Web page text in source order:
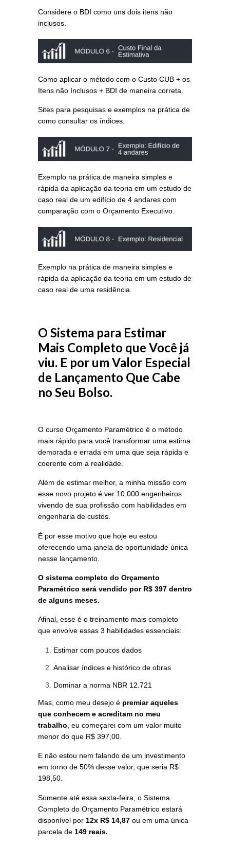
Considere o BDI como uns dois itens não
inclusos.
Como aplicar o método com o Custo CUB + os
Itens não Inclusos + BDI de maneira correta.
Sites para pesquisas e exemplos na prática de
como consultar os índices.
Exemplo na prática de maneira simples e
rápida da aplicação da teoria em um estudo de
caso real de um edifício de 4 andares com
comparação com o Orçamento Executivo.
Exemplo na prática de maneira simples e
rápida da aplicação da teoria em um estudo de
caso real de uma residência.
O Sistema para Estimar
Mais Completo que Você já
viu. E por um Valor Especial
de Lançamento Que Cabe
no Seu Bolso.
O curso Orçamento Paramétrico é o método
mais rápido para você transformar uma estima
demorada e errada em uma que seja rápida e
coerente com a realidade.
Além de estimar melhor, a minha missão com
esse novo projeto é ver 10.000 engenheiros
vivendo de sua profissão com habilidades em
engenharia de custos.
É por esse motivo que hoje eu estou
oferecendo uma janela de oportunidade única
nesse lançamento.
O sistema completo do Orçamento
Paramétrico será vendido por R$ 397 dentro
de alguns meses.
Afinal, esse é o treinamento mais completo
que envolve essas 3 habilidades essenciais:
Estimar com poucos dados
Analisar índices e histórico de obras
Dominar a norma NBR 12.721
Mas, como meu desejo é premiar aqueles
que conhecem e acreditam no meu
trabalho , eu começarei com um valor muito
menor do que R$ 397,00.
E não estou nem falando de um investimento
em torno de 50% desse valor, que seria R$
198,50.
Somente até essa sexta-feira, o Sistema
Completo do Orçamento Paramétrico estará
disponível por 12x R$ 14,87 ou em uma única
parcela de 149 reais.